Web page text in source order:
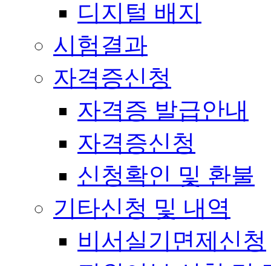
디지털 배지
시험결과
자격증신청
자격증 발급안내
자격증신청
신청확인 및 환불
기타신청 및 내역
비서실기면제신청